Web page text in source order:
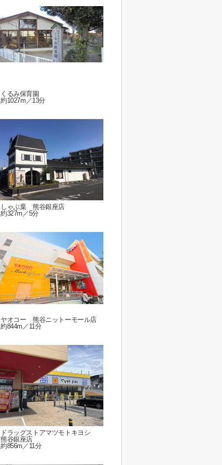
くるみ保育園
約1027m／13分
しゃぶ葉 熊谷銀座店
約327m／5分
ヤオコー 熊谷ニットーモール店
約844m／11分
ドラッグストアマツモトキヨシ
熊谷銀座店
約856m／11分